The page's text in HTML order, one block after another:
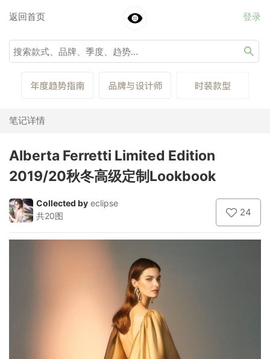
返回首页 登录
笔记详情
Alberta Ferretti Limited Edition
2019/20秋冬高级定制Lookbook
Collected by eclipse
共20图
24